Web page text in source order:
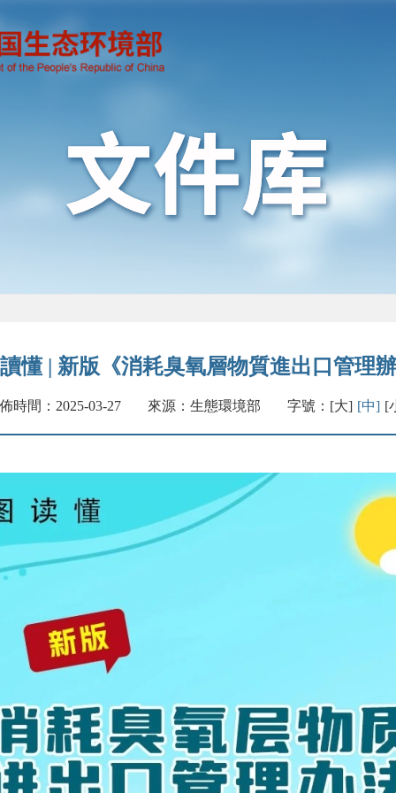
懂 | 新版《消耗臭氧層物質進出口管理
時間：2025-03-27 來源：生態環境部 字號： [大] [中] [